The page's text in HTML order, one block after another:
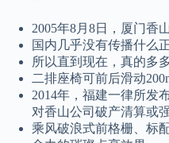
2005年8月8日，厦门香
国内几乎没有传播什么
所以直到现在，真的多
二排座椅可前后滑动
2014年，福建一律所发
对香山公司破产清算或
乘风破浪式前格栅、标